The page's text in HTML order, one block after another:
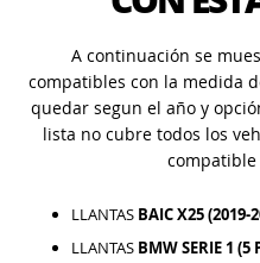
A continuación se
compatibles con la medida
quedar segun el año y
lista no cubre todos los
LLANTAS BAIC X25 (2019-
LLANTAS BMW SERIE 1 (5